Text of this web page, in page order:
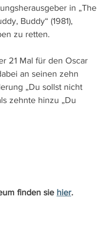
in „The
Buddy“ (1981),
zu retten.
21 Mal für den Oscar
an seinen zehn
„Du sollst nicht
zehnte hinzu „Du
finden sie hier.